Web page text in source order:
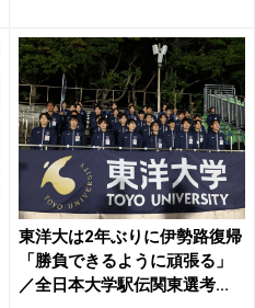
東洋大は2年ぶりに伊勢路復帰
「勝負できるように頑張る」
／全日本大学駅伝関東選考...